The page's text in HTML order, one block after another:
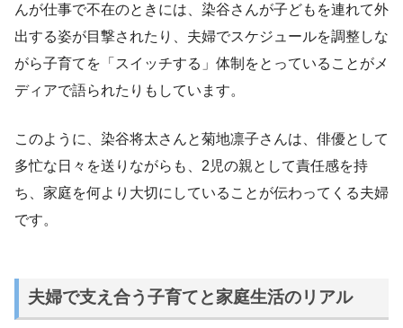
んが仕事で不在のときには、染谷さんが子どもを連れて外
出する姿が目撃されたり、夫婦でスケジュールを調整しな
がら子育てを「スイッチする」体制をとっていることがメ
ディアで語られたりもしています。
このように、染谷将太さんと菊地凛子さんは、俳優として
多忙な日々を送りながらも、2児の親として責任感を持
ち、家庭を何より大切にしていることが伝わってくる夫婦
です。
夫婦で支え合う子育てと家庭生活のリアル